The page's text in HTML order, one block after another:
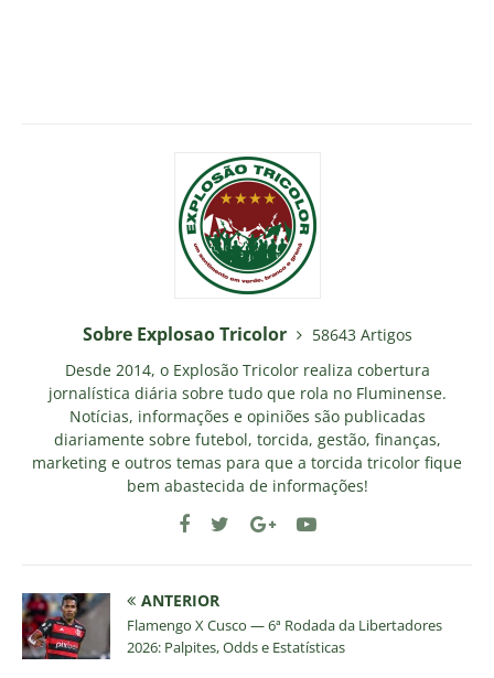
Sobre Explosao Tricolor
58643 Artigos
Desde 2014, o Explosão Tricolor realiza cobertura
jornalística diária sobre tudo que rola no Fluminense.
Notícias, informações e opiniões são publicadas
diariamente sobre futebol, torcida, gestão, finanças,
marketing e outros temas para que a torcida tricolor fique
bem abastecida de informações!
ANTERIOR
Flamengo X Cusco — 6ª Rodada da Libertadores
2026: Palpites, Odds e Estatísticas